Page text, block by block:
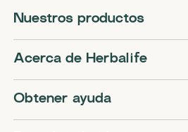
Nuestros productos
Acerca de Herbalife
Obtener ayuda